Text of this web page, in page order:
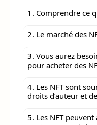
1. Comprendre ce
2. Le marché des
3. Vous aurez
pour acheter des
4. Les NFT sont
droits d’auteur et
5. Les NFT